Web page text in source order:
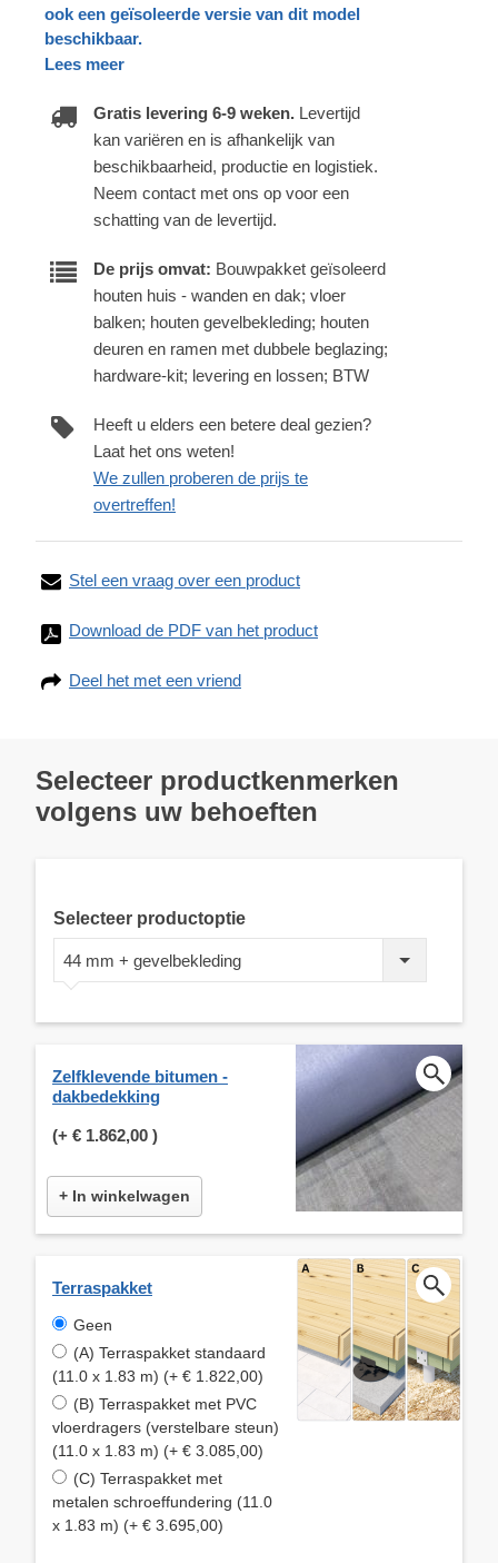
ook een geïsoleerde versie van dit model
beschikbaar.
Lees meer
Gratis levering 6-9 weken. Levertijd
kan variëren en is afhankelijk van
beschikbaarheid, productie en logistiek.
Neem contact met ons op voor een
schatting van de levertijd.
De prijs omvat: Bouwpakket geïsoleerd
houten huis - wanden en dak; vloer
balken; houten gevelbekleding; houten
deuren en ramen met dubbele beglazing;
hardware-kit; levering en lossen; BTW
Heeft u elders een betere deal gezien?
Laat het ons weten!
We zullen proberen de prijs te
overtreffen!
Stel een vraag over een product
Download de PDF van het product
Deel het met een vriend
Selecteer productkenmerken
volgens uw behoeften
Selecteer productoptie
44 mm + gevelbekleding
Zelfklevende bitumen -
dakbedekking
(+ € 1.862,00 )
+ In winkelwagen
Terraspakket
Geen
(A) Terraspakket standaard
(11.0 x 1.83 m) (+ € 1.822,00)
(B) Terraspakket met PVC
vloerdragers (verstelbare steun)
(11.0 x 1.83 m) (+ € 3.085,00)
(C) Terraspakket met
metalen schroeffundering (11.0
x 1.83 m) (+ € 3.695,00)